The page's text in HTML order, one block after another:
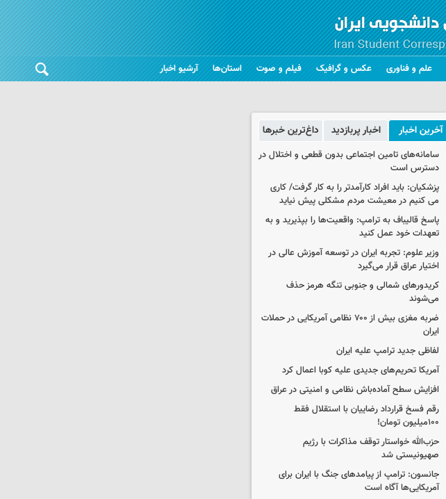
علم و فناوری عکس و گرافیک فیلم و صوت استان‌ها آرشیو اخبار
آخرین اخبار اخبار پربازدید داغ‌ترین خبرها
سامانه‌های تامین اجتماعی بدون قطعی و اختلال در
دسترس است
پزشکیان: باید افراد کارآمدتر را به کار گرفت/ کاری
می کنیم در معیشت مردم مشکلی پیش نیاید
پاسخ قالیباف به ترامپ: واقعیت‌ها را بپذیرید و به
تعهدات خود عمل کنید
وزیر علوم: تجربه ایران در توسعه آموزش عالی در
اختیار عراق قرار می‌گیرد
کریدورهای شمالی و جنوبی تنگه هرمز حذف
می‌شوند
ضربه مغزی بیش از ۷۰۰ نظامی آمریکایی در حملات
ایران
لفاظی جدید ترامپ علیه ایران
آمریکا تحریم‌های جدیدی علیه کوبا اعمال کرد
افزایش سطح آماده‌باش نظامی و امنیتی در عراق
رقم فسخ قرارداد رضاییان با استقلال فقط
۱۰۰میلیون تومان!
حزب‌الله خواستار توقف مذاکرات با رژیم
صهیونیستی شد
جانسون: ترامپ از پیامدهای جنگ با ایران برای
آمریکایی‌ها آگاه است